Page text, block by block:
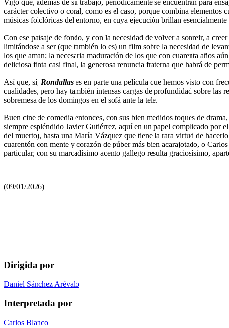
Vigo que, además de su trabajo, periódicamente se encuentran para
carácter colectivo o coral, como es el caso, porque combina elementos
músicas folclóricas del entorno, en cuya ejecución brillan
Con ese paisaje de fondo, y con la necesidad de volver a sonreír, a
limitándose a ser (que también lo es) un film sobre la necesidad de
los que aman; la necesaria maduración de los que con cuarenta años
deliciosa finta casi final, la generosa renuncia fraterna que habrá de
Así que, sí, Rondallas es en parte una película que hemos visto con
cualidades, pero hay también intensas cargas de profundidad sobre las
sobremesa de los domingos en el sofá ante la tele.
Buen cine de comedia entonces, con sus bien medidos toques de
siempre espléndido Javier Gutiérrez, aquí en un papel complicado por
del muerto), hasta una María Vázquez que tiene la rara virtud de
cuarentón con mente y corazón de púber más bien acarajotado, o
particular, con su marcadísimo acento gallego resulta graciosísimo,
(09/01/2026)
Dirigida por
Daniel Sánchez Arévalo
Interpretada por
Carlos Blanco